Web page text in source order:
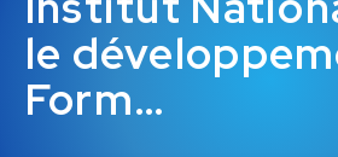
le
Form…